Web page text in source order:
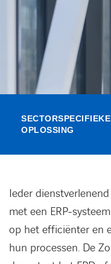
Kennisbank
Referenties
Events
Contact
Werken bij
SECTORSPECIFIEKE
OPLOSSING
Ieder
met een ERP-
op het efficiënter en
hun processen. De